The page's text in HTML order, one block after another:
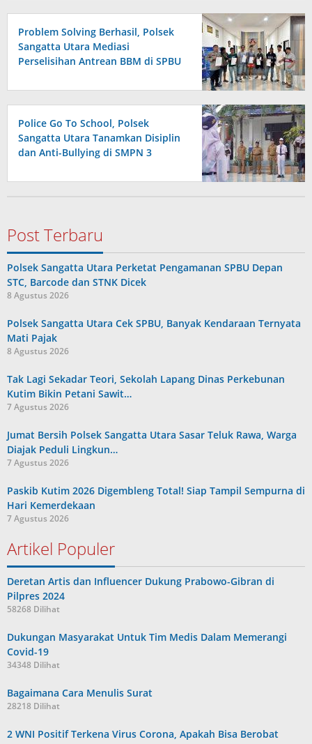
Problem Solving Berhasil, Polsek
Sangatta Utara Mediasi
Perselisihan Antrean BBM di SPBU
Police Go To School, Polsek
Sangatta Utara Tanamkan Disiplin
dan Anti-Bullying di SMPN 3
Post Terbaru
Polsek Sangatta Utara Perketat Pengamanan SPBU Depan
STC, Barcode dan STNK Dicek
8 Agustus 2026
Polsek Sangatta Utara Cek SPBU, Banyak Kendaraan Ternyata
Mati Pajak
8 Agustus 2026
Tak Lagi Sekadar Teori, Sekolah Lapang Dinas Perkebunan
Kutim Bikin Petani Sawit…
7 Agustus 2026
Jumat Bersih Polsek Sangatta Utara Sasar Teluk Rawa, Warga
Diajak Peduli Lingkun…
7 Agustus 2026
Paskib Kutim 2026 Digembleng Total! Siap Tampil Sempurna di
Hari Kemerdekaan
7 Agustus 2026
Artikel Populer
Deretan Artis dan Influencer Dukung Prabowo-Gibran di
Pilpres 2024
58268 Dilihat
Dukungan Masyarakat Untuk Tim Medis Dalam Memerangi
Covid-19
34348 Dilihat
Bagaimana Cara Menulis Surat
28218 Dilihat
2 WNI Positif Terkena Virus Corona, Apakah Bisa Berobat